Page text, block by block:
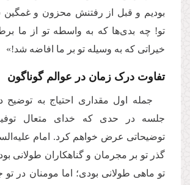
بودیم و قبل از رفتنش محزون و غمگین
تو! چه بدی‌ها که به واسطه تو از ما
خیراتی که به وسیله تو بر ما افاضه شد!»
تفاوت درک زمان در عوالم گوناگون
جمله اول مقداری احتیاج به توضیح
جلسه در حدی که خدای متعال
توضیحاتی عرض خواهم کرد. امام
گذر تو بر مجرمان و گناهکاران طولانی
تو ماهی طولانی بودی؛ اما مومنان در